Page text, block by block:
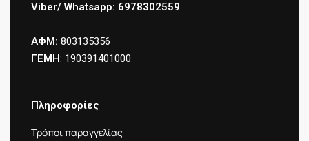
Viber/ Whatsapp: 6978302559
ΑΦΜ: 803135356
ΓΕΜΗ: 190391401000
Πληροφορίες
Τρόποι παραγγελίας